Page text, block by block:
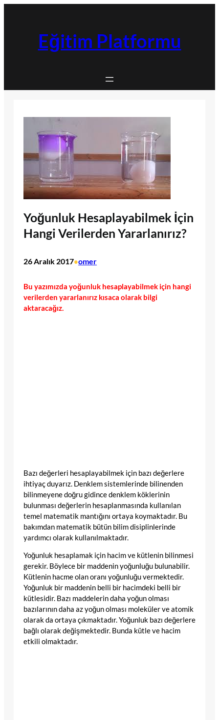
Eğitim Platformu
Yoğunluk Hesaplayabilmek İçin
Hangi Verilerden Yararlanırız?
26 Aralık 2017•omer
Bu yazımızda yoğunluk hesaplayabilmek için hangi
verilerden yararlanırız kısaca olarak bilgi
aktaracağız.
Bazı değerleri hesaplayabilmek için bazı değerlere
ihtiyaç duyarız. Denklem sistemlerinde bilinenden
bilinmeyene doğru gidince denklem köklerinin
bulunması değerlerin hesaplanmasında kullanılan
temel matematik mantığını ortaya koymaktadır. Bu
bakımdan matematik bütün bilim disiplinlerinde
yardımcı olarak kullanılmaktadır.
Yoğunluk hesaplamak için hacim ve kütlenin bilinmesi
gerekir. Böylece bir maddenin yoğunluğu bulunabilir.
Kütlenin hacme olan oranı yoğunluğu vermektedir.
Yoğunluk bir maddenin belli bir hacimdeki belli bir
kütlesidir. Bazı maddelerin daha yoğun olması
bazılarının daha az yoğun olması moleküler ve atomik
olarak da ortaya çıkmaktadır. Yoğunluk bazı değerlere
bağlı olarak değişmektedir. Bunda kütle ve hacim
etkili olmaktadır.